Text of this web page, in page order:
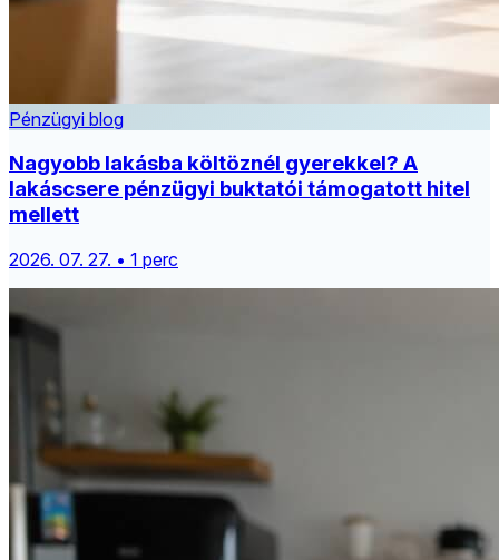
Pénzügyi blog
Nagyobb lakásba költöznél gyerekkel? A
lakáscsere pénzügyi buktatói támogatott hitel
mellett
2026. 07. 27. • 1 perc